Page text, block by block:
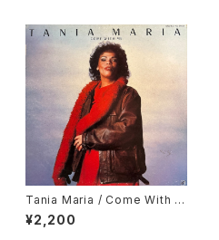
Tania Maria / Come With M
e
¥2,200